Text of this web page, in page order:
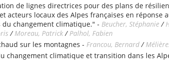
de lignes directrices pour des plans de
acteurs locaux des Alpes françaises en réponse
du changement climatique." - Beucher, Stéphanie/
/Moreau, Patrick/ Palhol, Fabien
sur les montagnes - Francou, Bernard/
changement climatique et transition dans les